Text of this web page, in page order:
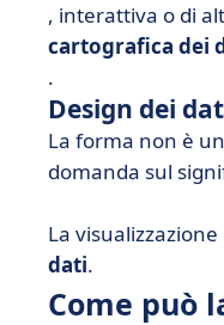
, interattiva o di
cartografica dei
.
Design dei
La forma non è
domanda sul
La
dati.
Come può